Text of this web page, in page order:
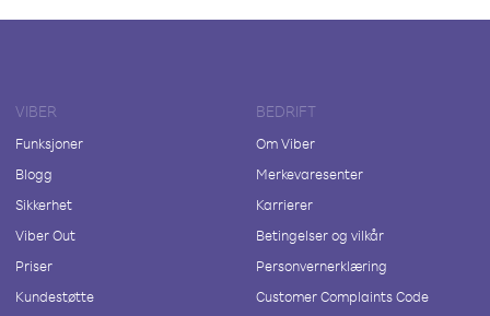
VIBER
Funksjoner
Blogg
Sikkerhet
Viber Out
Priser
Kundestøtte
BEDRIFT
Om Viber
Merkevaresenter
Karrierer
Betingelser og vilkår
Personvernerklæring
Customer Complaints Code